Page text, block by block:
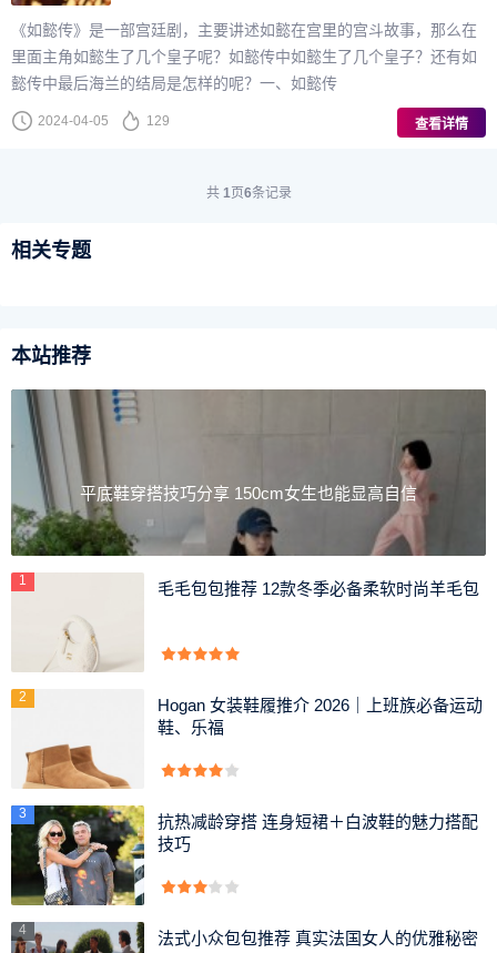
《如懿传》是一部宫廷剧，主要讲述如懿在宫里的宫斗故事，那么在
里面主角如懿生了几个皇子呢？如懿传中如懿生了几个皇子？还有如
懿传中最后海兰的结局是怎样的呢？一、如懿传
2024-04-05 129 查看详情
共 1页6条记录
相关专题
本站推荐
平底鞋穿搭技巧分享 150cm女生也能显高自信
1 毛毛包包推荐 12款冬季必备柔软时尚羊毛包
2
Hogan 女装鞋履推介 2026｜上班族必备运动
鞋、乐福
3
抗热减龄穿搭 连身短裙＋白波鞋的魅力搭配
技巧
4 法式小众包包推荐 真实法国女人的优雅秘密